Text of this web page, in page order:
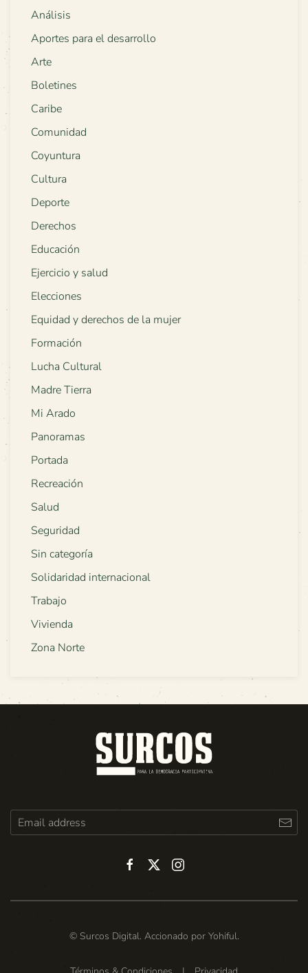
Análisis
Aportes para el desarrollo
Arte
Boletines
Caribe
Comunidad
Coyuntura
Cultura
Deporte
Derechos
Educación
Ejercicio y salud
Elecciones
Equidad y derechos de la mujer
Formación
Lucha Cultural
Madre Tierra
Mi Arado
Panoramas
Portada
Recreación
Salud
Seguridad
Sin categoría
Solidaridad internacional
Trabajo
Vivienda
Zona Norte
© Surcos Digital. Accionado por Yohiful.